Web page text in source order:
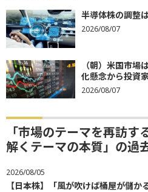
半導体株の調整
2026/08/07
（朝）米国市
化懸念から投資
2026/08/07
「市場のテーマを再訪
解くテーマの本質」の過
2026/08/05
【日本株】「風が吹けば桶屋が儲